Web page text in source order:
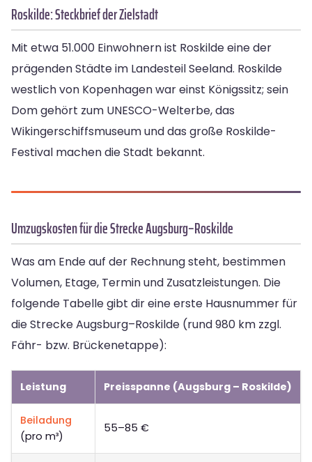
Roskilde: Steckbrief der Zielstadt
Mit etwa 51.000 Einwohnern ist Roskilde eine der
prägenden Städte im Landesteil Seeland. Roskilde
westlich von Kopenhagen war einst Königssitz; sein
Dom gehört zum UNESCO-Welterbe, das
Wikingerschiffsmuseum und das große Roskilde-
Festival machen die Stadt bekannt.
Umzugskosten für die Strecke Augsburg–Roskilde
Was am Ende auf der Rechnung steht, bestimmen
Volumen, Etage, Termin und Zusatzleistungen. Die
folgende Tabelle gibt dir eine erste Hausnummer für
die Strecke Augsburg–Roskilde (rund 980 km zzgl.
Fähr- bzw. Brückenetappe):
Leistung Preisspanne (Augsburg – Roskilde)
Beiladung
(pro m³)
55–85 €